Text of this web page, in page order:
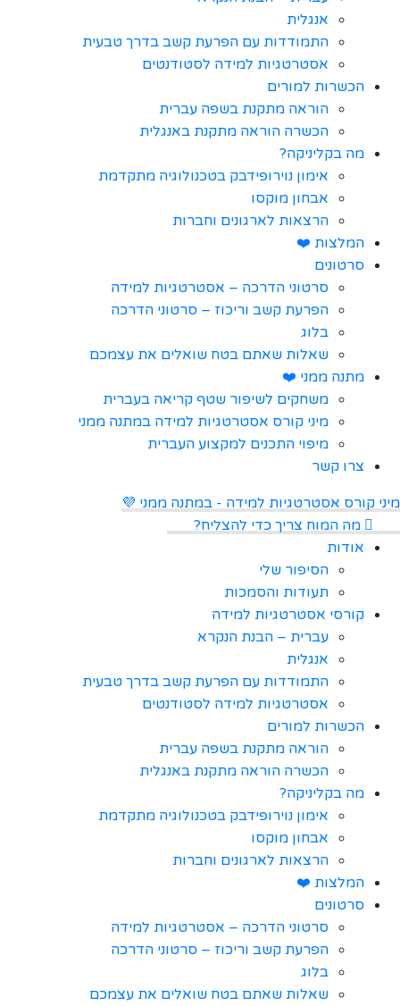
אנגלית
התמודדות עם הפרעת קשב בדרך טבעית
אסטרטגיות למידה לסטודנטים
הכשרות למורים
הוראה מתקנת בשפה עברית
הכשרה הוראה מתקנת באנגלית
מה בקליניקה?
אימון נוירופידבק בטכנולוגיה מתקדמת
אבחון מוקסו
הרצאות לארגונים וחברות
המלצות ❤️
סרטונים
סרטוני הדרכה – אסטרטגיות למידה
הפרעת קשב וריכוז – סרטוני הדרכה
בלוג
שאלות שאתם בטח שואלים את עצמכם
מתנה ממני ❤️
משחקים לשיפור שטף קריאה בעברית
מיני קורס אסטרטגיות למידה במתנה ממני
מיפוי התכנים למקצוע העברית
צרו קשר
מיני קורס אסטרטגיות למידה - במתנה ממני 💜
מה המוח צריך כדי להצליח?
אודות
הסיפור שלי
תעודות והסמכות
קורסי אסטרטגיות למידה
עברית – הבנת הנקרא
אנגלית
התמודדות עם הפרעת קשב בדרך טבעית
אסטרטגיות למידה לסטודנטים
הכשרות למורים
הוראה מתקנת בשפה עברית
הכשרה הוראה מתקנת באנגלית
מה בקליניקה?
אימון נוירופידבק בטכנולוגיה מתקדמת
אבחון מוקסו
הרצאות לארגונים וחברות
המלצות ❤️
סרטונים
סרטוני הדרכה – אסטרטגיות למידה
הפרעת קשב וריכוז – סרטוני הדרכה
בלוג
שאלות שאתם בטח שואלים את עצמכם